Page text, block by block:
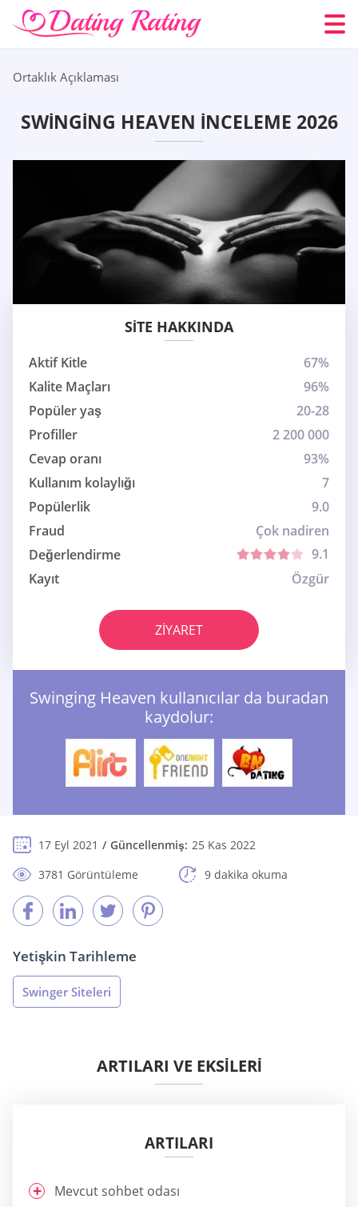
Ortaklık Açıklaması
SWINGING HEAVEN İNCELEME 2026
SITE HAKKINDA
Aktif Kitle
67%
Kalite Maçları
96%
Popüler yaş
20-28
Profiller
2 200 000
Cevap oranı
93%
Kullanım kolaylığı
7
Popülerlik
9.0
Fraud
Çok nadiren
Değerlendirme
9.1
Kayıt
Özgür
ZIYARET
Swinging Heaven kullanıcılar da buradan
kaydolur:
17 Eyl 2021 Güncellenmiş: 25 Kas 2022
3781 Görüntüleme
9 dakika okuma
Yetişkin Tarihleme
Swinger Siteleri
ARTILARI VE EKSİLERİ
ARTILARI
Mevcut sohbet odası